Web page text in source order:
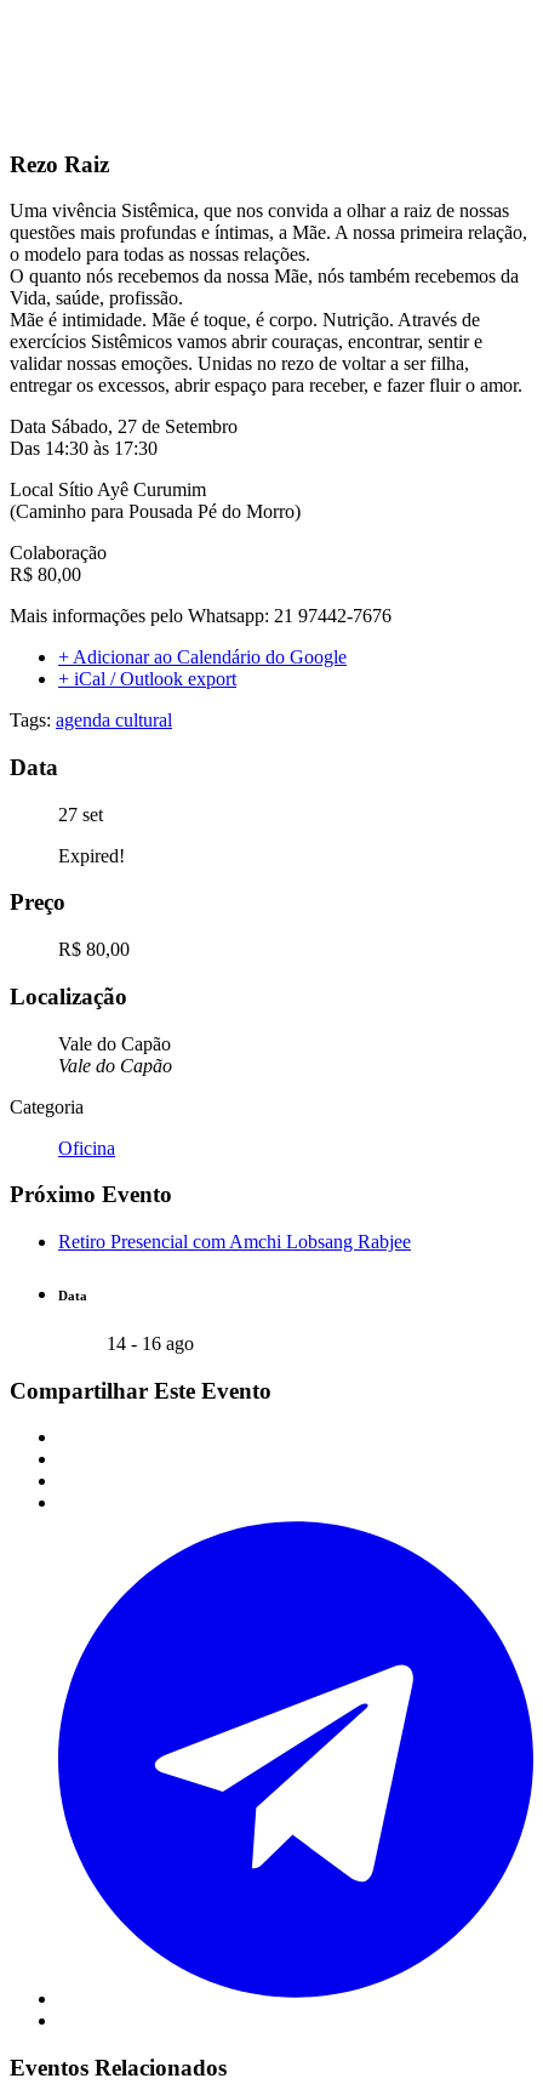
Rezo Raiz
Uma vivência Sistêmica, que nos convida a olhar a raiz de nossas
questões mais profundas e íntimas, a Mãe. A nossa primeira relação,
o modelo para todas as nossas relações.
O quanto nós recebemos da nossa Mãe, nós também recebemos da
Vida, saúde, profissão.
Mãe é intimidade. Mãe é toque, é corpo. Nutrição. Através de
exercícios Sistêmicos vamos abrir couraças, encontrar, sentir e
validar nossas emoções. Unidas no rezo de voltar a ser filha,
entregar os excessos, abrir espaço para receber, e fazer fluir o amor.
Data Sábado, 27 de Setembro
Das 14:30 às 17:30
Local Sítio Ayê Curumim
(Caminho para Pousada Pé do Morro)
Colaboração
R$ 80,00
Mais informações pelo Whatsapp: 21 97442-7676
+ Adicionar ao Calendário do Google
+ iCal / Outlook export
Tags: agenda cultural
Data
27 set
Expired!
Preço
R$ 80,00
Localização
Vale do Capão
Vale do Capão
Categoria
Oficina
Próximo Evento
Retiro Presencial com Amchi Lobsang Rabjee
Data
14 - 16 ago
Compartilhar Este Evento
Eventos Relacionados